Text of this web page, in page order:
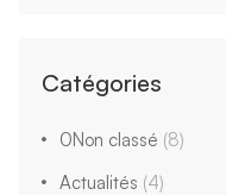
Catégories
0Non classé (8)
Actualités (4)